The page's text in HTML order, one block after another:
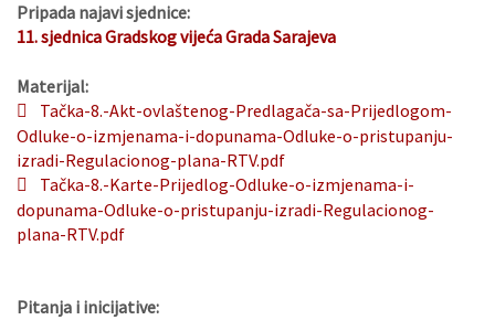
Pripada najavi sjednice:
11. sjednica Gradskog vijeća Grada Sarajeva
Materijal:
Tačka-8.-Akt-ovlaštenog-Predlagača-sa-Prijedlogom-
Odluke-o-izmjenama-i-dopunama-Odluke-o-pristupanju-
izradi-Regulacionog-plana-RTV.pdf
Tačka-8.-Karte-Prijedlog-Odluke-o-izmjenama-i-
dopunama-Odluke-o-pristupanju-izradi-Regulacionog-
plana-RTV.pdf
Pitanja i inicijative: